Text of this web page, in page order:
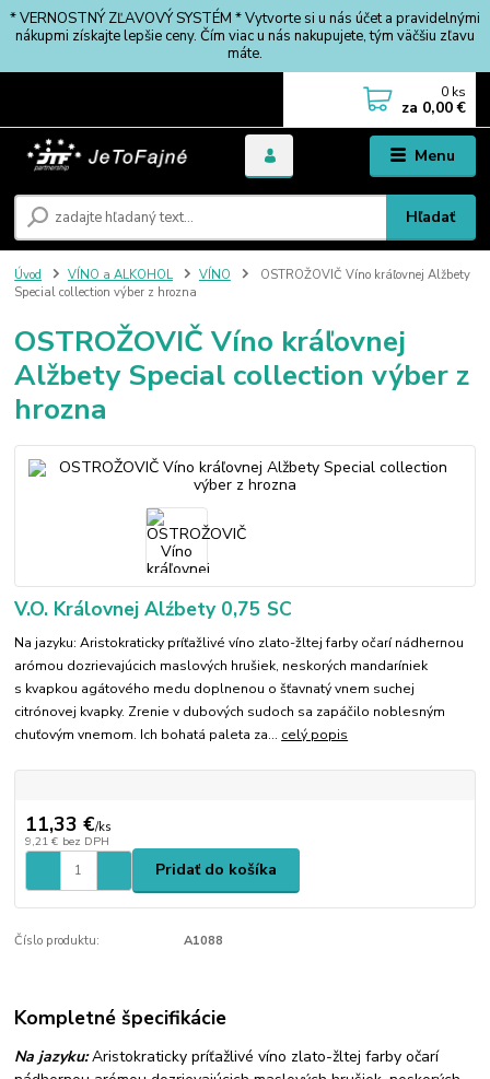
* VERNOSTNÝ ZĽAVOVÝ SYSTÉM * Vytvorte si u nás účet a pravidelnými
nákupmi získajte lepšie ceny. Čím viac u nás nakupujete, tým väčšiu zľavu
máte.
Menu
Hľadať
0 ks
za 0,00 €
Úvod VÍNO a ALKOHOL VÍNO
OSTROŽOVIČ Víno kráľovnej Alžbety
Special collection výber z hrozna
OSTROŽOVIČ Víno kráľovnej
Alžbety Special collection výber z
hrozna
V.O. Královnej Alźbety 0,75 SC
Na jazyku: Aristokraticky príťažlivé víno zlato-žltej farby očarí nádhernou
arómou dozrievajúcich maslových hrušiek, neskorých mandaríniek
s kvapkou agátového medu doplnenou o šťavnatý vnem suchej
citrónovej kvapky. Zrenie v dubových sudoch sa zapáčilo noblesným
chuťovým vnemom. Ich bohatá paleta za... celý popis
11,33 €/ks
9,21 € bez DPH
Pridať do košíka
Číslo produktu: A1088
Kompletné špecifikácie
Na jazyku:Aristokraticky príťažlivé víno zlato-žltej farby očarí